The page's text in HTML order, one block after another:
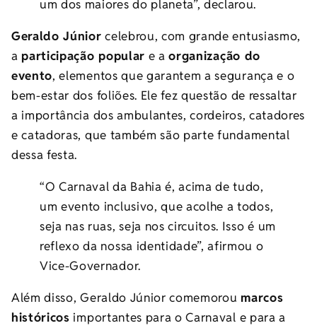
um dos maiores do planeta”, declarou.
Geraldo Júnior celebrou, com grande entusiasmo,
a participação popular e aorganização do
evento, elementos que garantem a segurança e o
bem-estar dos foliões. Ele fez questão de ressaltar
a importância dos ambulantes, cordeiros, catadores
e catadoras, que também são parte fundamental
dessa festa.
“O Carnaval da Bahia é, acima de tudo,
um evento inclusivo, que acolhe a todos,
seja nas ruas, seja nos circuitos. Isso é um
reflexo da nossa identidade”, afirmou o
Vice-Governador.
Além disso, Geraldo Júnior comemorou marcos
históricos importantes para o Carnaval e para a